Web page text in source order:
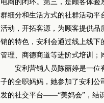
电商的闭环。第三，是顾客体验
群细分和生活方式的社群活动平
活动，开拓客源，为顾客提供品
销的特色，安利会通过线上线下
管理、商德商道等进阶式培训；
安利营销人员陈丽婷是一位
子的全职妈妈，她参加了安利公
发的社交平台——“美妈会”，结